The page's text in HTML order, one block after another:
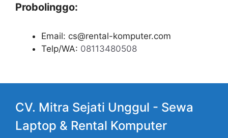
Probolinggo:
Email: cs@rental-komputer.com
Telp/WA: 08113480508
CV. Mitra Sejati Unggul - Sewa
Laptop & Rental Komputer